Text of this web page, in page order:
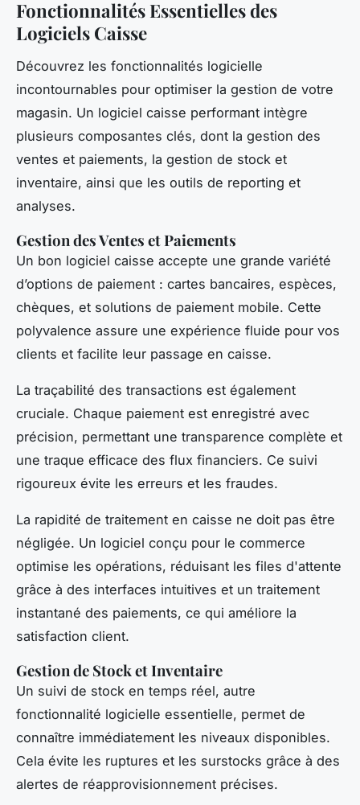
Fonctionnalités Essentielles des
Logiciels Caisse
Découvrez les fonctionnalités logicielle
incontournables pour optimiser la gestion de votre
magasin. Un logiciel caisse performant intègre
plusieurs composantes clés, dont la gestion des
ventes et paiements, la gestion de stock et
inventaire, ainsi que les outils de reporting et
analyses.
Gestion des Ventes et Paiements
Un bon logiciel caisse accepte une grande variété
d’options de paiement : cartes bancaires, espèces,
chèques, et solutions de paiement mobile. Cette
polyvalence assure une expérience fluide pour vos
clients et facilite leur passage en caisse.
La traçabilité des transactions est également
cruciale. Chaque paiement est enregistré avec
précision, permettant une transparence complète et
une traque efficace des flux financiers. Ce suivi
rigoureux évite les erreurs et les fraudes.
La rapidité de traitement en caisse ne doit pas être
négligée. Un logiciel conçu pour le commerce
optimise les opérations, réduisant les files d'attente
grâce à des interfaces intuitives et un traitement
instantané des paiements, ce qui améliore la
satisfaction client.
Gestion de Stock et Inventaire
Un suivi de stock en temps réel, autre
fonctionnalité logicielle essentielle, permet de
connaître immédiatement les niveaux disponibles.
Cela évite les ruptures et les surstocks grâce à des
alertes de réapprovisionnement précises.